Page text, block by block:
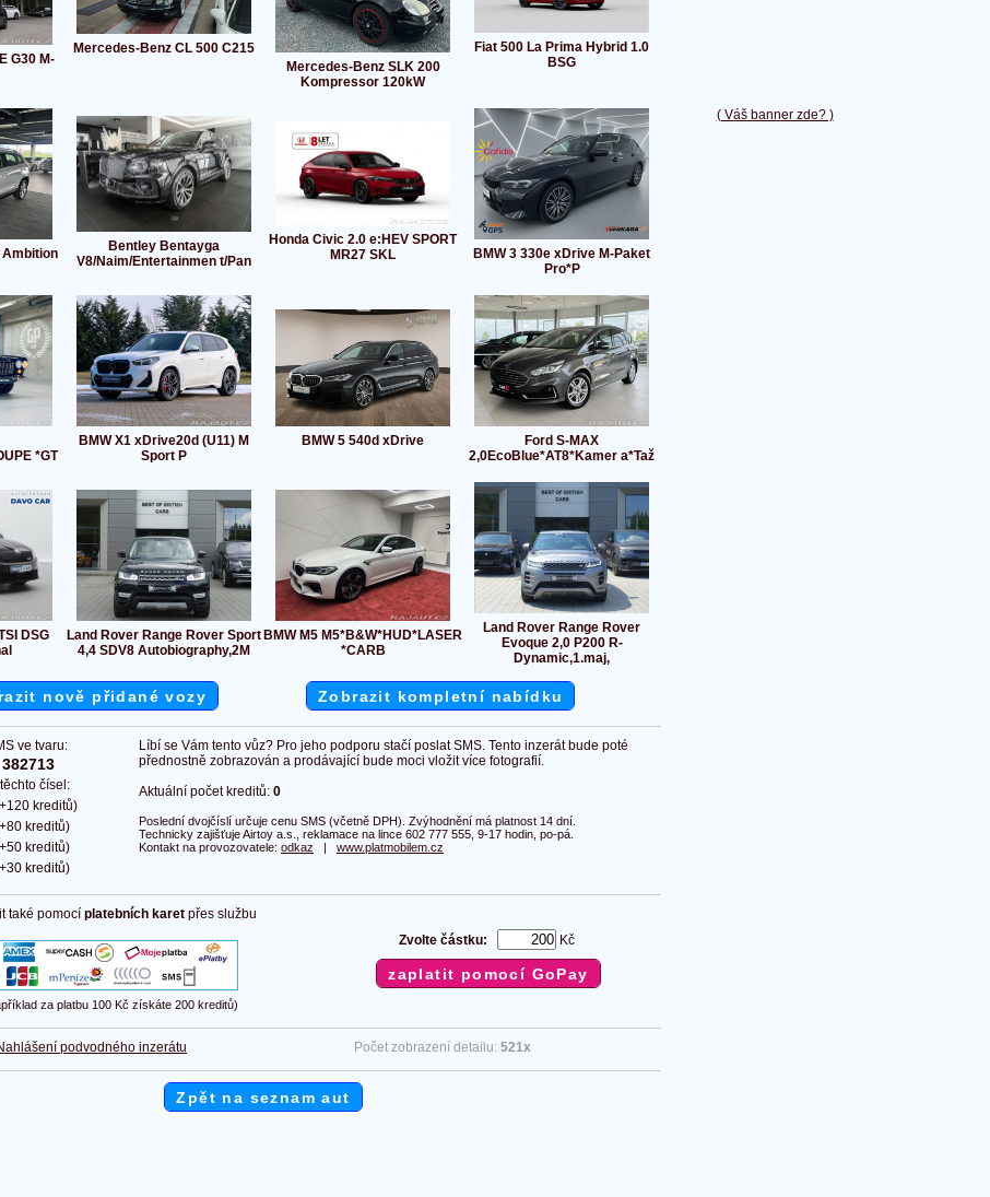
( Váš banner zde? )
G30 M-
Mercedes-Benz CL 500 C215
Mercedes-Benz SLK 200
Kompressor 120kW
Fiat 500 La Prima Hybrid 1.0
BSG
Ambition
Bentley Bentayga
V8/Naim/Entertainmen t/Pan
Honda Civic 2.0 e:HEV SPORT
MR27 SKL
BMW 3 330e xDrive M-Paket
Pro*P
*GT
BMW X1 xDrive20d (U11) M
Sport P
BMW 5 540d xDrive
Ford S-MAX
2,0EcoBlue*AT8*Kamer a*Taž
DSG
Land Rover Range Rover Sport
4,4 SDV8 Autobiography,2M
BMW M5 M5*B&W*HUD*LASER
*CARB
Land Rover Range Rover
Evoque 2,0 P200 R-
Dynamic,1.maj,
nově přidané vozy Zobrazit kompletní nabídku
ve tvaru:
čísel:
kreditů)
kreditů)
kreditů)
kreditů)
Líbí se Vám tento vůz? Pro jeho podporu stačí poslat SMS. Tento inzerát bude poté
přednostně zobrazován a prodávající bude moci vložit více fotografií.
Aktuální počet kreditů: 0
Poslední dvojčíslí určuje cenu SMS (včetně DPH). Zvýhodnění má platnost 14 dní.
Technicky zajišťuje Airtoy a.s., reklamace na lince 602 777 555, 9-17 hodin, po-pá.
Kontakt na provozovatele: odkaz | www.platmobilem.cz
také pomocí platebních karet přes službu
za platbu 100 Kč získáte 200 kreditů)
Zvolte částku: Kč
podvodného inzerátu Počet zobrazení detailu: 521x
Zpět na seznam aut